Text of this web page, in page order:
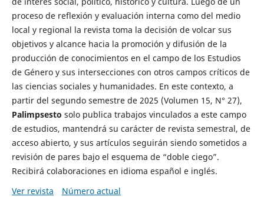
proceso de reflexión y evaluación interna como del medio
local y regional la revista toma la decisión de volcar sus
objetivos y alcance hacia la promoción y difusión de la
producción de conocimientos en el campo de los Estudios
de Género y sus intersecciones con otros campos críticos de
las ciencias sociales y humanidades. En este contexto, a
partir del segundo semestre de 2025 (Volumen 15, N° 27),
Palimpsesto solo publica trabajos vinculados a este campo
de estudios, mantendrá su carácter de revista semestral, de
acceso abierto, y sus artículos seguirán siendo sometidos a
revisión de pares bajo el esquema de “doble ciego”.
Recibirá colaboraciones en idioma español e inglés.
Ver revista
Número actual